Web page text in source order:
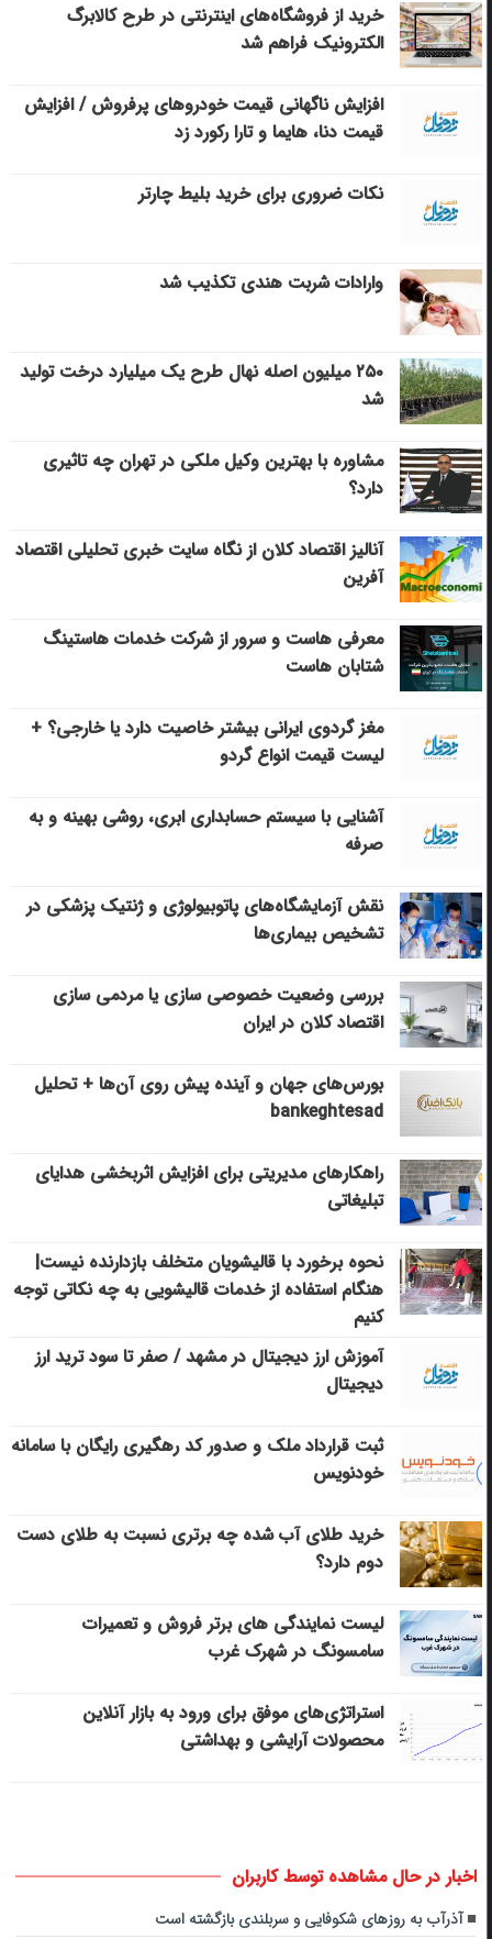
خرید از فروشگاه‌های اینترنتی در طرح کالابرگ
الکترونیک فراهم شد
افزایش ناگهانی قیمت خودروهای پرفروش / افزایش
قیمت دنا، هایما و تارا رکورد زد
نکات ضروری برای خرید بلیط چارتر
وارادات شربت هندی تکذیب شد
۲۵۰ میلیون اصله نهال طرح یک میلیارد درخت تولید
شد
مشاوره با بهترین وکیل ملکی در تهران چه تاثیری
دارد؟
آنالیز اقتصاد کلان از نگاه سایت خبری تحلیلی اقتصاد
آفرین
معرفی هاست و سرور از شرکت خدمات هاستینگ
شتابان هاست
مغز گردوی ایرانی بیشتر خاصیت دارد یا خارجی؟ +
لیست قیمت انواع گردو
آشنایی با سیستم حسابداری ابری، روشی بهینه و به
صرفه
نقش آزمایشگاه‌های پاتوبیولوژی و ژنتیک پزشکی در
تشخیص بیماری‌ها
بررسی وضعیت خصوصی سازی یا مردمی سازی
اقتصاد کلان در ایران
بورس‌های جهان و آینده پیش روی آن‌ها + تحلیل
bankeghtesad
راهکارهای مدیریتی برای افزایش اثربخشی هدایای
تبلیغاتی
نحوه برخورد با قالیشویان متخلف بازدارنده نیست|
هنگام استفاده از خدمات قالیشویی به چه نکاتی توجه
کنیم
آموزش ارز دیجیتال در مشهد / صفر تا سود ترید ارز
دیجیتال
ثبت قرارداد ملک و صدور کد رهگیری رایگان با سامانه
خودنویس
خرید طلای آب شده چه برتری نسبت به طلای دست
دوم دارد؟
لیست نمایندگی های برتر فروش و تعمیرات
سامسونگ در شهرک غرب
استراتژی‌های موفق برای ورود به بازار آنلاین
محصولات آرایشی و بهداشتی
اخبار در حال مشاهده توسط کاربران
آذرآب به روزهای شکوفایی و سربلندی بازگشته است